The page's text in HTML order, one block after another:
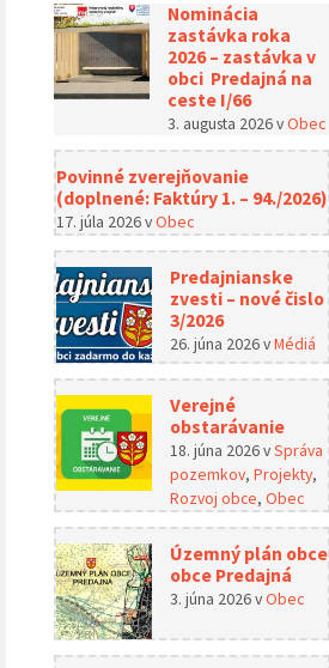
Nominácia
zastávka roka
2026 – zastávka v
obci Predajná na
ceste I/66
3. augusta 2026vObec
Povinné zverejňovanie
(doplnené: Faktúry 1. – 94./2026)
17. júla 2026vObec
Predajnianske
zvesti – nové čislo
3/2026
26. júna 2026vMédiá
Verejné
obstarávanie
18. júna 2026vSpráva
pozemkov, Projekty,
Rozvoj obce, Obec
Územný plán obce
obce Predajná
3. júna 2026vObec